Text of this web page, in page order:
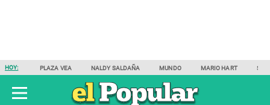
HOY: PLAZA VEA NALDY SALDAÑA MUNDO MARIO HART